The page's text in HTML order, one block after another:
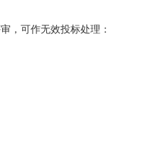
，可作无效投标处理：